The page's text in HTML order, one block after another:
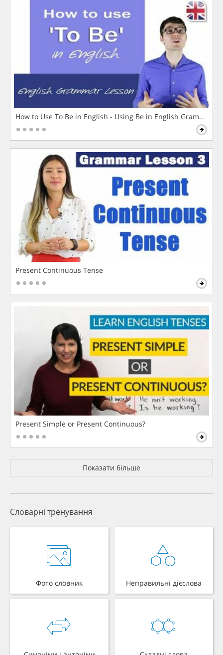
How to Use To Be in English - Using Be in English Grammar
Present Continuous Tense
Present Simple or Present Continuous?
Показати більше
Словарні тренування
Фото словник Неправильні дієслова